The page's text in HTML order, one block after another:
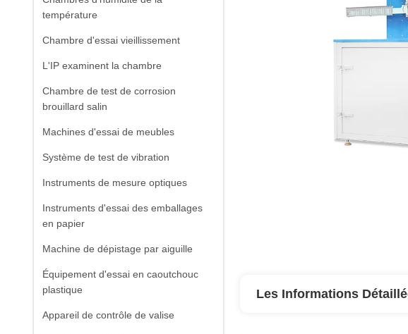
température
Chambre d'essai vieillissement
L'IP examinent la chambre
Chambre de test de corrosion
brouillard salin
Machines d'essai de meubles
Système de test de vibration
Instruments de mesure optiques
Instruments d'essai des emballages
en papier
Machine de dépistage par aiguille
Équipement d'essai en caoutchouc
plastique
Appareil de contrôle de valise
Les Informations